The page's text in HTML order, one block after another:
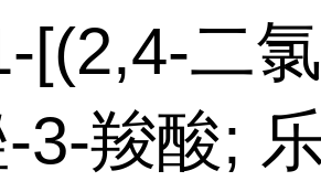
[(2,4-二
3-羧酸;